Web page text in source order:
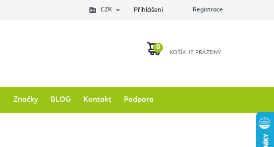
Podlozkynajogu.cz Zkontrolovat stav objednávky O nás
CZK Přihlášení Registrace
KOŠÍK
Značky BLOG Kontakt Podpora